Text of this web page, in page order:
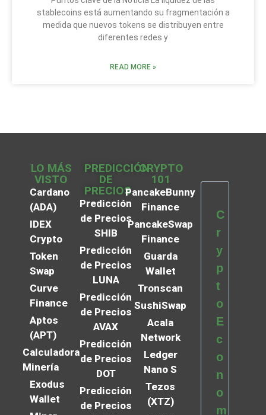
stablecoins está aumentando su fragmentación a
medida que nuevos tokens se distribuyen entre
diferentes redes y
READ MORE »
LO MÁS
VISTO
Cardano
(ADA)
IDEX
Crypto
Token
Swap
Curve
Finance
Aptos
(APT)
Calculadora
Minería
Exodus
Wallet
PREDICCIÓN
DE
PRECIOS
Predicción
de Precios
SHIB
Predicción
de Precios
LUNA
Predicción
de Precios
AVAX
Predicción
de Precios
DOT
Predicción
de Precios
CRYPTO
101
PancakeBunny
Finance
PancakeSwap
Finance
Guarda
Wallet
Tronscan
SushiSwap
Acala
Network
Ledger
Nano S
Tezos
(XTZ)
C
r
y
p
t
o
E
c
o
n
o
m